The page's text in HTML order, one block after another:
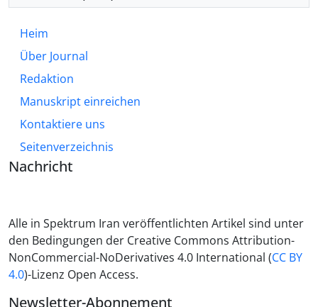
Heim
Über Journal
Redaktion
Manuskript einreichen
Kontaktiere uns
Seitenverzeichnis
Nachricht
Alle in Spektrum Iran veröffentlichten Artikel sind unter
den Bedingungen der Creative Commons Attribution-
NonCommercial-NoDerivatives 4.0 International (CC BY
4.0)-Lizenz Open Access.
Newsletter-Abonnement